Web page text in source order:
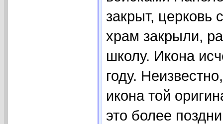
закрыт, церковь
храм закрыли,
школу. Икона
году.
икона той
это более